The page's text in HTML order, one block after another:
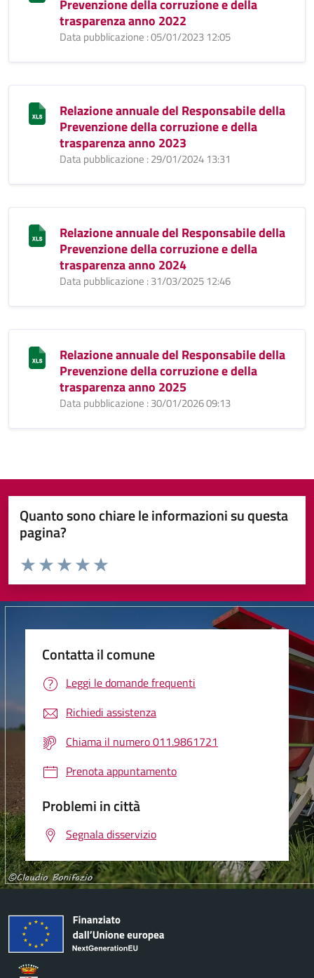
Prevenzione della corruzione e della
trasparenza anno 2022
Data pubblicazione : 05/01/2023 12:05
Relazione annuale del Responsabile della
Prevenzione della corruzione e della
trasparenza anno 2023
Data pubblicazione : 29/01/2024 13:31
Relazione annuale del Responsabile della
Prevenzione della corruzione e della
trasparenza anno 2024
Data pubblicazione : 31/03/2025 12:46
Relazione annuale del Responsabile della
Prevenzione della corruzione e della
trasparenza anno 2025
Data pubblicazione : 30/01/2026 09:13
Quanto sono chiare le informazioni su questa
pagina?
Valuta da 1 a 5 stelle la pagina
Valuta 5 stelle su 5
Valuta 4 stelle su 5
Valuta 3 stelle su 5
Valuta 2 stelle su 5
Valuta 1 stelle su 5
Contatta il comune
Leggi le domande frequenti
Richiedi assistenza
Chiama il numero 011.9861721
Prenota appuntamento
Problemi in città
Segnala disservizio